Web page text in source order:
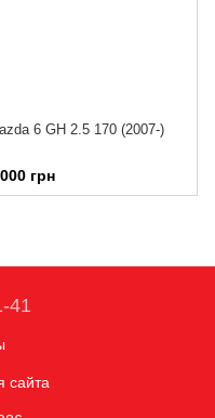
6 GH 2.5 170 (2007-)
грн
41
сайта